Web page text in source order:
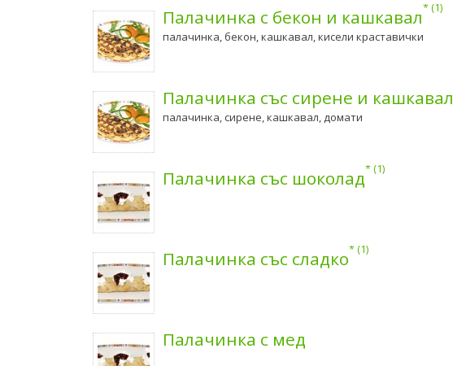
Палачинка с бекон и кашкавал 1
палачинка, бекон, кашкавал, кисели краставички
Палачинка със сирене и кашкавал
палачинка, сирене, кашкавал, домати
Палачинка със шоколад 1
Палачинка със сладко 1
Палачинка с мед